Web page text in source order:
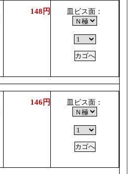
148円 皿ビス面：
146円 皿ビス面：